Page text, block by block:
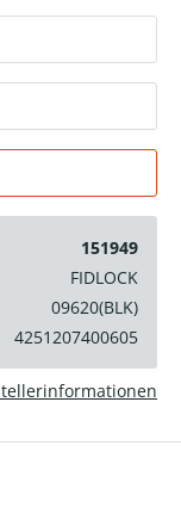
151949
FIDLOCK
09620(BLK)
4251207400605